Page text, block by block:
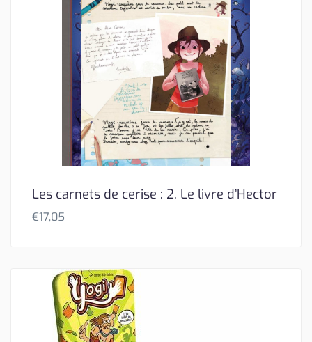
Les carnets de cerise : 2. Le livre d’Hector
€17,05